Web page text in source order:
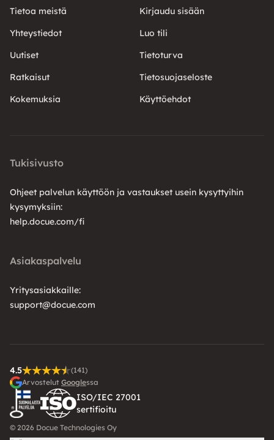
Tietoa meistä
Yhteystiedot
Uutiset
Ratkaisut
Kokemuksia
Kirjaudu sisään
Luo tili
Tietoturva
Tietosuojaseloste
Käyttöehdot
Tukisivusto
Ohjeet palvelun käyttöön ja vastaukset usein kysyttyihin
kysymyksiin:
help.docue.com/fi
Asiakaspalvelu
Yritysasiakkaille:
support@docue.com
4.5
(141)
Arvostelut Googlessa
ISO/IEC 27001
sertifioitu
© 2026 Docue Technologies Oy